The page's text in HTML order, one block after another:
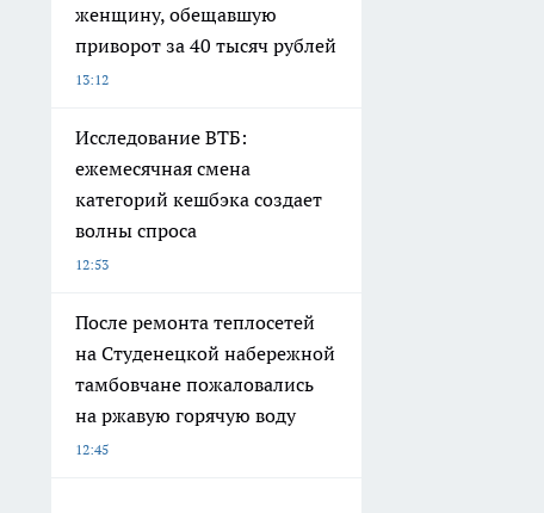
женщину, обещавшую
приворот за 40 тысяч рублей
13:12
Исследование ВТБ:
ежемесячная смена
категорий кешбэка создает
волны спроса
12:53
После ремонта теплосетей
на Студенецкой набережной
тамбовчане пожаловались
на ржавую горячую воду
12:45